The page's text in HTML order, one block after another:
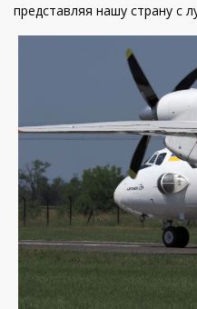
представляя нашу страну с